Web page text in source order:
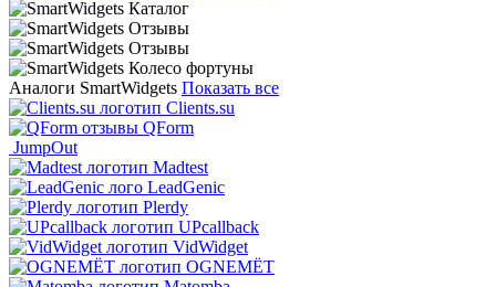
Аналоги SmartWidgets Показать все
Clients.su
QForm
JumpOut
Madtest
LeadGenic
Plerdy
UPcallback
VidWidget
OGNEMЁТ